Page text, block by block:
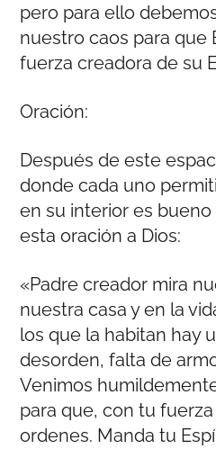
pero para ello
nuestro caos para que
fuerza creadora de su
Oración:
Después de este
donde cada uno
en su interior es
esta oración a Dios:
«Padre creador mira
nuestra casa y en la
los que la habitan hay
desorden, falta de
Venimos
para que, con tu
ordenes. Manda tu